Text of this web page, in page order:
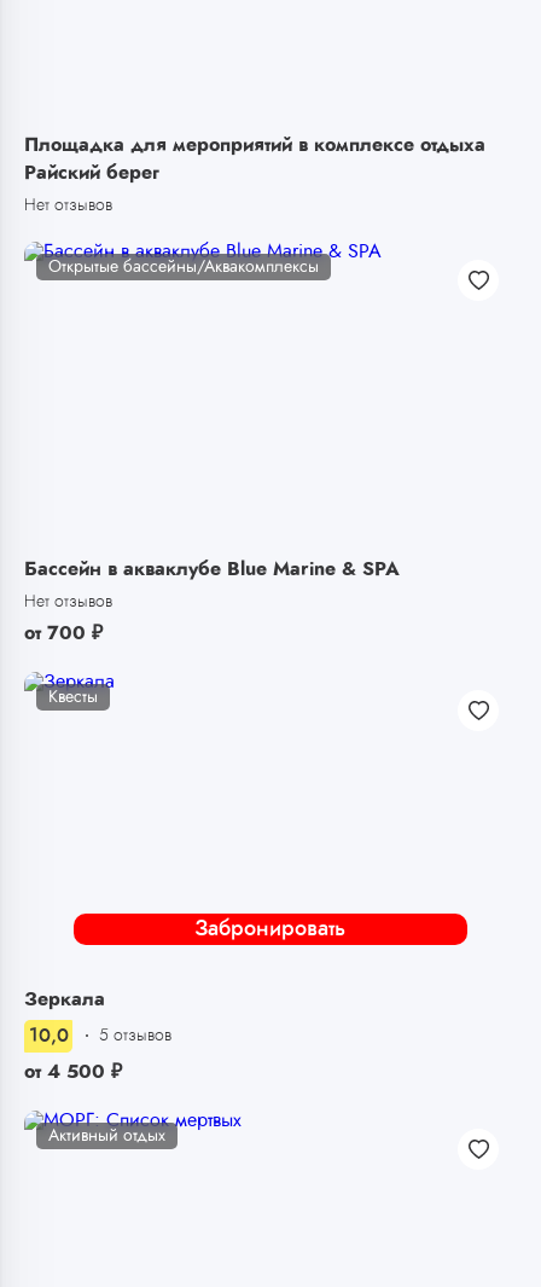
Площадка для мероприятий в комплексе отдыха
Райский берег
Нет отзывов
Открытые бассейны/Аквакомплексы
Бассейн в акваклубе Blue Marine & SPA
Нет отзывов
от 700 ₽
Забронировать
Квесты
Зеркала
10,0
5 отзывов
от 4 500 ₽
Активный отдых